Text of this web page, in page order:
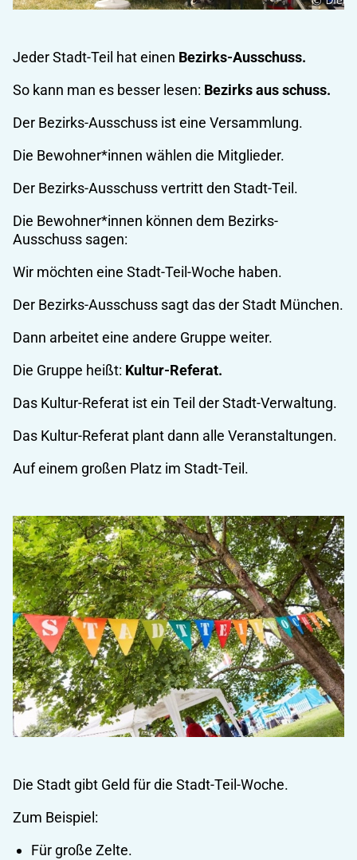
Jeder Stadt-Teil hat einen Bezirks-Ausschuss.
So kann man es besser lesen: Bezirks aus schuss.
Der Bezirks-Ausschuss ist eine Versammlung.
Die Bewohner*innen wählen die Mitglieder.
Der Bezirks-Ausschuss vertritt den Stadt-Teil.
Die Bewohner*innen können dem Bezirks-
Ausschuss sagen:
Wir möchten eine Stadt-Teil-Woche haben.
Der Bezirks-Ausschuss sagt das der Stadt München.
Dann arbeitet eine andere Gruppe weiter.
Die Gruppe heißt: Kultur-Referat.
Das Kultur-Referat ist ein Teil der Stadt-Verwaltung.
Das Kultur-Referat plant dann alle Veranstaltungen.
Auf einem großen Platz im Stadt-Teil.
Die Stadt gibt Geld für die Stadt-Teil-Woche.
Zum Beispiel:
Für große Zelte.